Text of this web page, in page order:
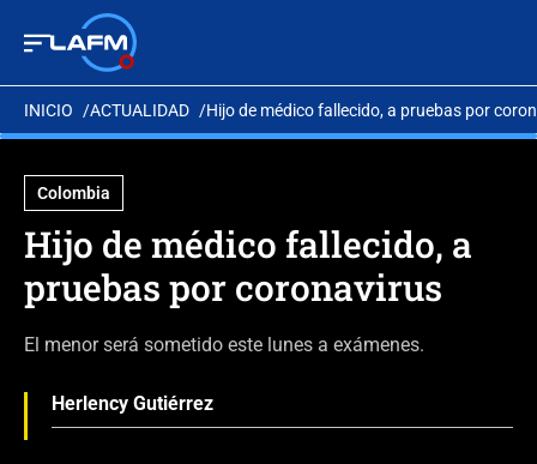
INICIO ACTUALIDAD Hijo de médico fallecido, a pruebas por
Colombia
Hijo de médico fallecido, a
pruebas por coronavirus
El menor será sometido este lunes a exámenes.
Herlency Gutiérrez